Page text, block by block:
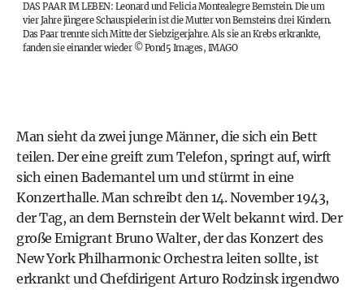
DAS PAAR IM LEBEN: Leonard und Felicia Montealegre Bernstein. Die um
vier Jahre jüngere Schauspielerin ist die Mutter von Bernsteins drei Kindern.
Das Paar trennte sich Mitte der Siebzigerjahre. Als sie an Krebs erkrankte,
fanden sie einander wieder©Pond5 Images, IMAGO
Man sieht da zwei junge Männer, die sich ein Bett
teilen. Der eine greift zum Telefon, springt auf, wirft
sich einen Bademantel um und stürmt in eine
Konzerthalle. Man schreibt den 14. November 1943,
der Tag, an dem Bernstein der Welt bekannt wird. Der
große Emigrant Bruno Walter, der das Konzert des
New York Philharmonic Orchestra leiten sollte, ist
erkrankt und Chefdirigent Arturo Rodzinsk irgendwo